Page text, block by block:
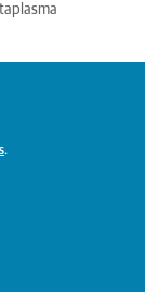
.